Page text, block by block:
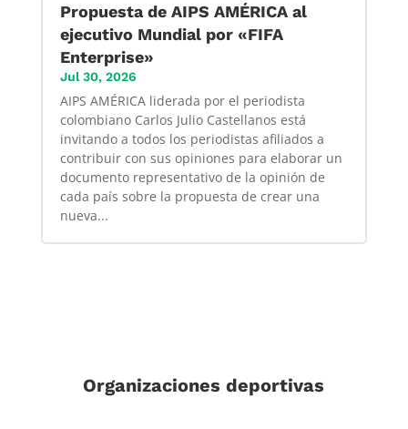
Propuesta de AIPS AMÉRICA al
ejecutivo Mundial por «FIFA
Enterprise»
Jul 30, 2026
AIPS AMÉRICA liderada por el periodista
colombiano Carlos Julio Castellanos está
invitando a todos los periodistas afiliados a
contribuir con sus opiniones para elaborar un
documento representativo de la opinión de
cada país sobre la propuesta de crear una
nueva...
Organizaciones deportivas